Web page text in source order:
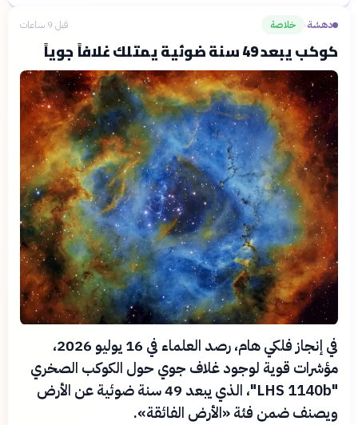
دهشة› خلاصة قبل 9 ساعات
كوكب يبعد 49 سنة ضوئية يمتلك غلافاً جوياً
في إنجاز فلكي هام، رصد العلماء في 16 يوليو 2026،
مؤشرات قوية لوجود غلاف جوي حول الكوكب الصخري
"LHS 1140b"، الذي يبعد 49 سنة ضوئية عن الأرض
ويصنف ضمن فئة «الأرض الفائقة».